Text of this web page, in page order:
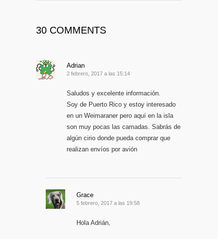
30 COMMENTS
Adrian
2 febrero, 2017 a las 15:14
Saludos y excelente información.
Soy de Puerto Rico y estoy interesado
en un Weimaraner pero aquí en la isla
son muy pocas las camadas. Sabrás de
algún cirio donde pueda comprar que
realizan envíos por avión
Grace
5 febrero, 2017 a las 19:58
Hola Adrián,